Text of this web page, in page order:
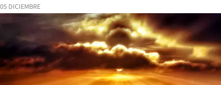
05 DICIEMBRE